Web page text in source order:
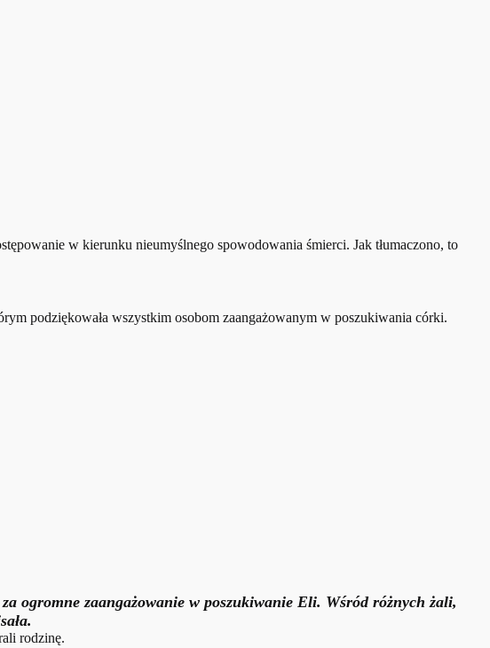
w kierunku nieumyślnego spowodowania śmierci. Jak tłumaczono, to
podziękowała wszystkim osobom zaangażowanym w poszukiwania córki.
ogromne zaangażowanie w poszukiwanie Eli. Wśród różnych żali,
rodzinę.